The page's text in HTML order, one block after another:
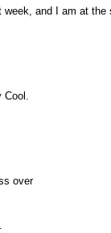
and I am at the
over